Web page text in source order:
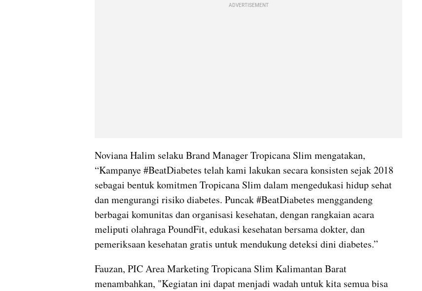
ADVERTISEMENT
Noviana Halim selaku Brand Manager Tropicana Slim mengatakan,
“Kampanye #BeatDiabetes telah kami lakukan secara konsisten sejak 2018
sebagai bentuk komitmen Tropicana Slim dalam mengedukasi hidup sehat
dan mengurangi risiko diabetes. Puncak #BeatDiabetes menggandeng
berbagai komunitas dan organisasi kesehatan, dengan rangkaian acara
meliputi olahraga PoundFit, edukasi kesehatan bersama dokter, dan
pemeriksaan kesehatan gratis untuk mendukung deteksi dini diabetes.”
Fauzan, PIC Area Marketing Tropicana Slim Kalimantan Barat
menambahkan, "Kegiatan ini dapat menjadi wadah untuk kita semua bisa